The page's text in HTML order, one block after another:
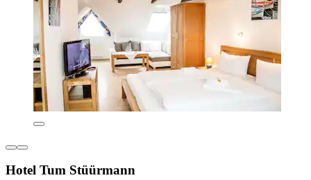
Hotel Tum Stüürmann